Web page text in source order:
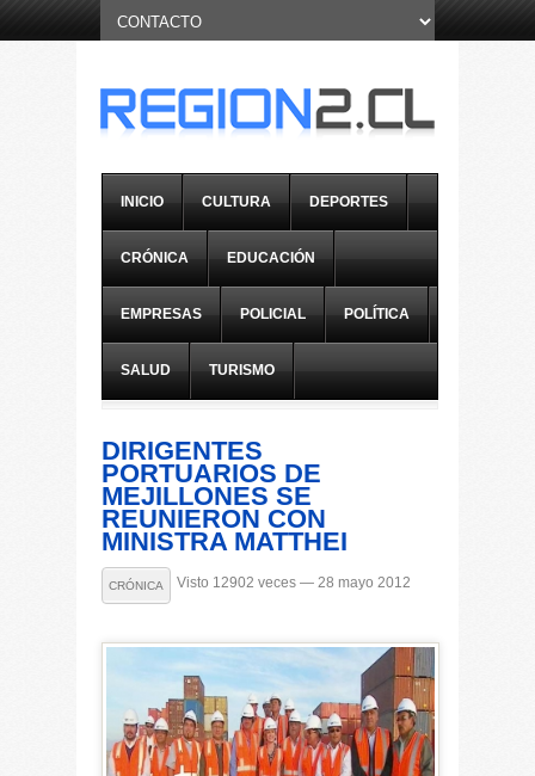
INICIO CULTURA DEPORTES
CRÓNICA EDUCACIÓN
EMPRESAS POLICIAL POLÍTICA
SALUD TURISMO
DIRIGENTES
PORTUARIOS DE
MEJILLONES SE
REUNIERON CON
MINISTRA MATTHEI
CRÓNICA Visto 12902 veces — 28 mayo 2012